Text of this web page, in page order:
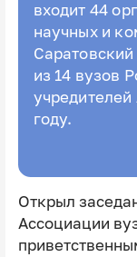
входит 44
научных и
из 14 вузов
году.
Открыл
Ассоциации